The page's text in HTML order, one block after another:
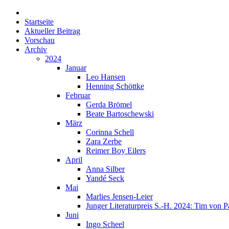
Startseite
Aktueller Beitrag
Vorschau
Archiv
2024
Januar
Leo Hansen
Henning Schöttke
Februar
Gerda Brömel
Beate Bartoschewski
März
Corinna Schell
Zara Zerbe
Reimer Boy Eilers
April
Anna Silber
Yandé Seck
Mai
Marlies Jensen-Leier
Junger Literaturpreis S.-H. 2024: Tim von
Juni
Ingo Scheel